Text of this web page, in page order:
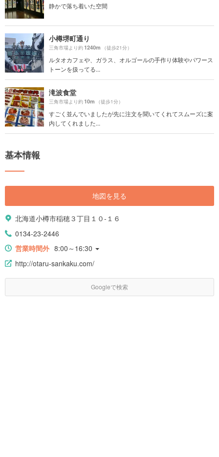
静かで落ち着いた空間
小樽堺町通り
三角市場より約1240m （徒歩21分）
ルタオカフェや、ガラス、オルゴールの手作り体験やパワース
トーンを扱ってる...
滝波食堂
三角市場より約10m （徒歩1分）
すごく並んでいましたが先に注文を聞いてくれてスムーズに案
内してくれました...
基本情報
地図を見る
北海道小樽市稲穂３丁目１０-１６
0134-23-2446
営業時間外 8:00～16:30
http://otaru-sankaku.com/
Googleで検索